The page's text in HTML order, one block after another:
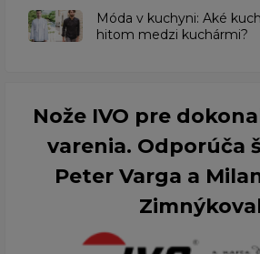
​Móda v kuchyni: Aké
hitom medzi kuchármi?
Nože IVO pre
varenia. Odporúča
Peter Varga a